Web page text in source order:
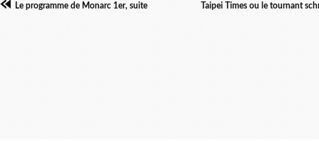
Le programme de Monarc 1er, suite Taipei Times ou le tournant